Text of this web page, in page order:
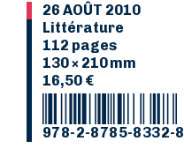
26 AOÛT 2010
Littérature
112 pages
130 × 210 mm
16,50 €
978-2-8785-8332-8